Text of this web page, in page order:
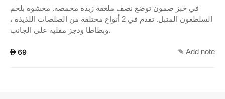
في خبز صمون توضع نصف ملعقة زبدة محمصة. محشوة بلحم
السلطعون المتبل. تقدم في 2 أنواع مختلفة من الصلصات اللذيذة ،
وبطاطا ودجز مقلية على الجانب.
AED69 ✎ Add note